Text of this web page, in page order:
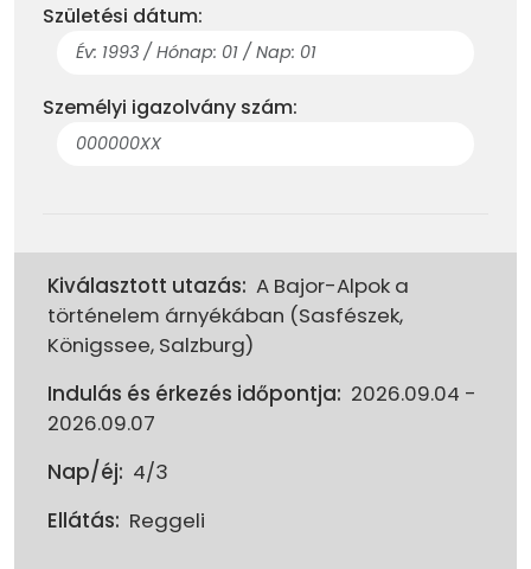
Születési dátum:
Személyi igazolvány szám:
Kiválasztott utazás: A Bajor-Alpok a
történelem árnyékában (Sasfészek,
Königssee, Salzburg)
Indulás és érkezés időpontja: 2026.09.04 -
2026.09.07
Nap/éj: 4/3
Ellátás: Reggeli